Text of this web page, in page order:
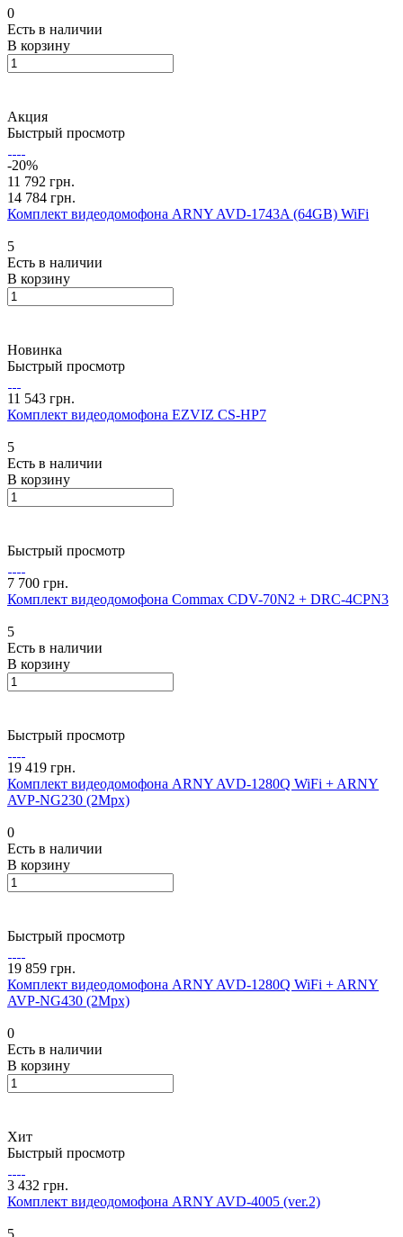
0
Есть в наличии
В корзину
Акция
Быстрый просмотр
-20%
11 792 грн.
14 784 грн.
Комплект видеодомофона ARNY AVD-1743A (64GB) WiFi
5
Есть в наличии
В корзину
Новинка
Быстрый просмотр
11 543 грн.
Комплект видеодомофона EZVIZ CS-HP7
5
Есть в наличии
В корзину
Быстрый просмотр
7 700 грн.
Комплект видеодомофона Commax CDV-70N2 + DRC-4CPN3
5
Есть в наличии
В корзину
Быстрый просмотр
19 419 грн.
Комплект видеодомофона ARNY AVD-1280Q WiFi + ARNY
AVP-NG230 (2Mpx)
0
Есть в наличии
В корзину
Быстрый просмотр
19 859 грн.
Комплект видеодомофона ARNY AVD-1280Q WiFi + ARNY
AVP-NG430 (2Mpx)
0
Есть в наличии
В корзину
Хит
Быстрый просмотр
3 432 грн.
Комплект видеодомофона ARNY AVD-4005 (ver.2)